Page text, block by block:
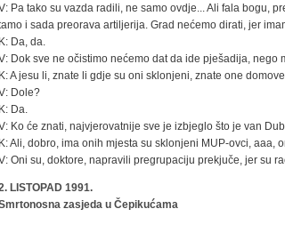
Pa tako su vazda radili, ne samo ovdje... Ali fala bogu,
i sada preorava artiljerija. Grad nećemo dirati, jer
K: Da, da.
Dok sve ne očistimo nećemo dat da ide pješadija,
K: A jesu li, znate li gdje su oni sklonjeni, znate one
Dole?
K: Da.
Ko će znati, najvjerovatnije sve je izbjeglo što je van
K: Ali, dobro, ima onih mjesta su sklonjeni MUP-ovci, aaa,
Oni su, doktore, napravili pregrupaciju prekjuče, jer su
LISTOPAD 1991.
zasjeda u Čepikućama